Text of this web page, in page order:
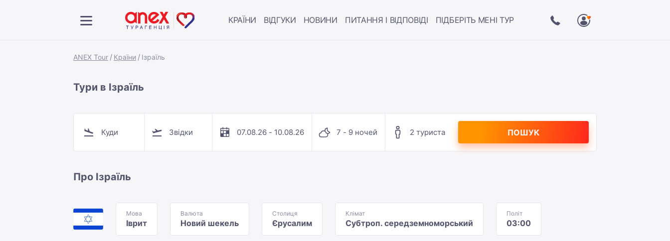
КРАЇНИ ВІДГУКИ НОВИНИ ПИТАННЯ І ВІДПОВІДІ ПІДБЕРІТЬ МЕНІ ТУР
ANEX Tour Країни Ізраїль
Тури в Ізраїль
Куди Звідки 07.08.26 - 10.08.26 7 - 9 ночей 2 туриста ПОШУК
Про Ізраїль
Мова
Іврит
Валюта
Новий шекель
Столиця
Єрусалим
Клімат
Субтроп. середземноморський
Політ
03:00